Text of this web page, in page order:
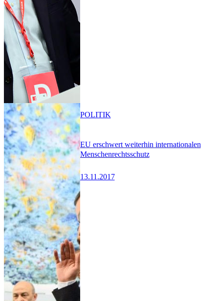
EU erschwert weiterhin internationalen
Menschenrechtsschutz
13.11.2017
POLITIK